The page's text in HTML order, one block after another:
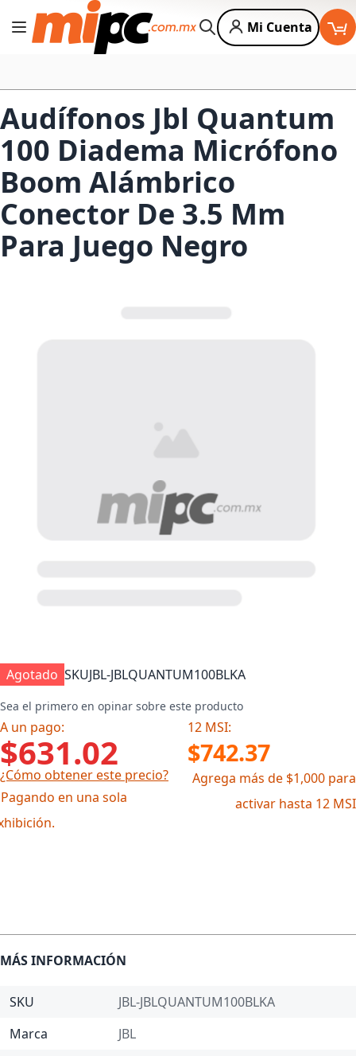
Cambiar Nav
Buscar
Mi Cuenta
Audífonos Jbl Quantum
100 Diadema Micrófono
Boom Alámbrico
Conector De 3.5 Mm
Para Juego Negro
Agotado SKUJBL-JBLQUANTUM100BLKA
Sea el primero en opinar sobre este producto
A un pago: 12 MSI:
$631.02 $742.37
¿Cómo obtener este precio?
en una sola
Agrega más de $1,000 para
activar hasta 12 MSI
MÁS INFORMACIÓN
SKU
JBL-JBLQUANTUM100BLKA
Marca
JBL